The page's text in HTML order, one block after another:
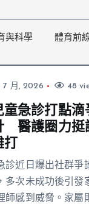
與科學 體育前
7 月, 2026 48
童急診打點
醫護圈力挺
診近日爆出社群爭
多次未成功後引發
師感到威脅。家屬